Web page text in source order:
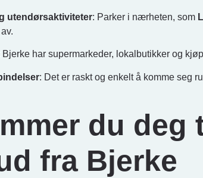
utendørsaktiviteter: Parker i nærheten, som
Bjerke har supermarkeder, lokalbutikker og
: Det er raskt og enkelt å komme seg
du deg
fra Bjerke